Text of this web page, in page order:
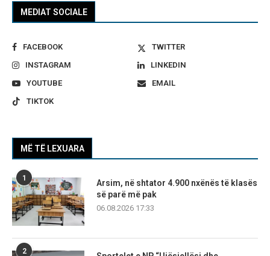
MEDIAT SOCIALE
FACEBOOK
TWITTER
INSTAGRAM
LINKEDIN
YOUTUBE
EMAIL
TIKTOK
MË TË LEXUARA
1
Arsim, në shtator 4.900 nxënës të klasës
së parë më pak
06.08.2026 17:33
2